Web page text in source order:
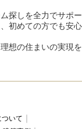
探しを全力でサポー
初めての方でも安心
想の住まいの実現を
いて